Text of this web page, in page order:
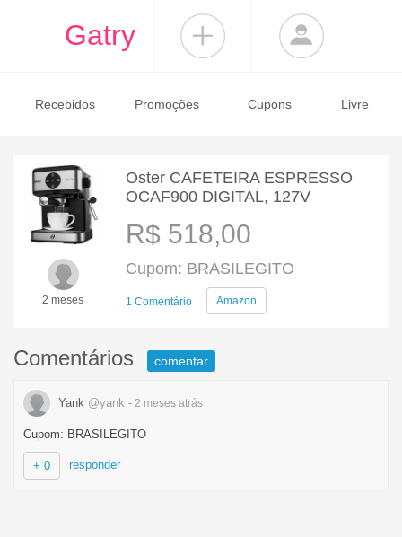
Gatry
Recebidos Promoções Cupons Livre
2 meses
Oster CAFETEIRA ESPRESSO
OCAF900 DIGITAL, 127V
R$ 518,00
Cupom: BRASILEGITO
1 Comentário Amazon
Comentários comentar
Yank @yank - 2 meses atrás
Cupom: BRASILEGITO
+ 0 responder